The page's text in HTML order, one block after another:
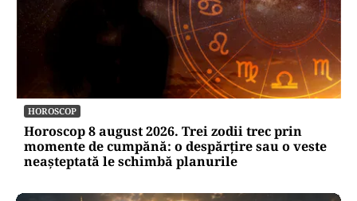
HOROSCOP
Horoscop 8 august 2026. Trei zodii trec prin
momente de cumpănă: o despărțire sau o veste
neașteptată le schimbă planurile